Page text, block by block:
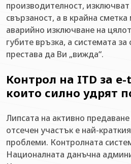
производителност,
свързаност, а в крайна
аварийно изключване на
губите връзка, а системата за
престава да Ви „вижда“.
Контрол на ITD за
които силно удрят
Липсата на активно
отсечен участък е най-
проблеми. Контролната
Националната данъчна